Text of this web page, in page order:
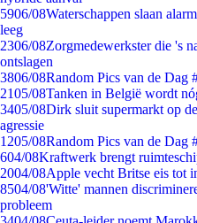
5906/08Waterschappen slaan
leeg
2306/08Zorgmedewerkster die 's
ontslagen
3806/08Random Pics van de Dag
2105/08Tanken in België wordt
3405/08Dirk sluit supermarkt op
agressie
1205/08Random Pics van de Dag
604/08Kraftwerk brengt
2004/08Apple vecht Britse eis tot
8504/08'Witte' mannen
probleem